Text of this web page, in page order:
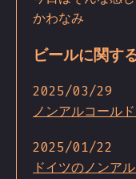
かわなみ
ビールに関す
2025/03/29
ノンアルコール
2025/01/22
ドイツのノンア